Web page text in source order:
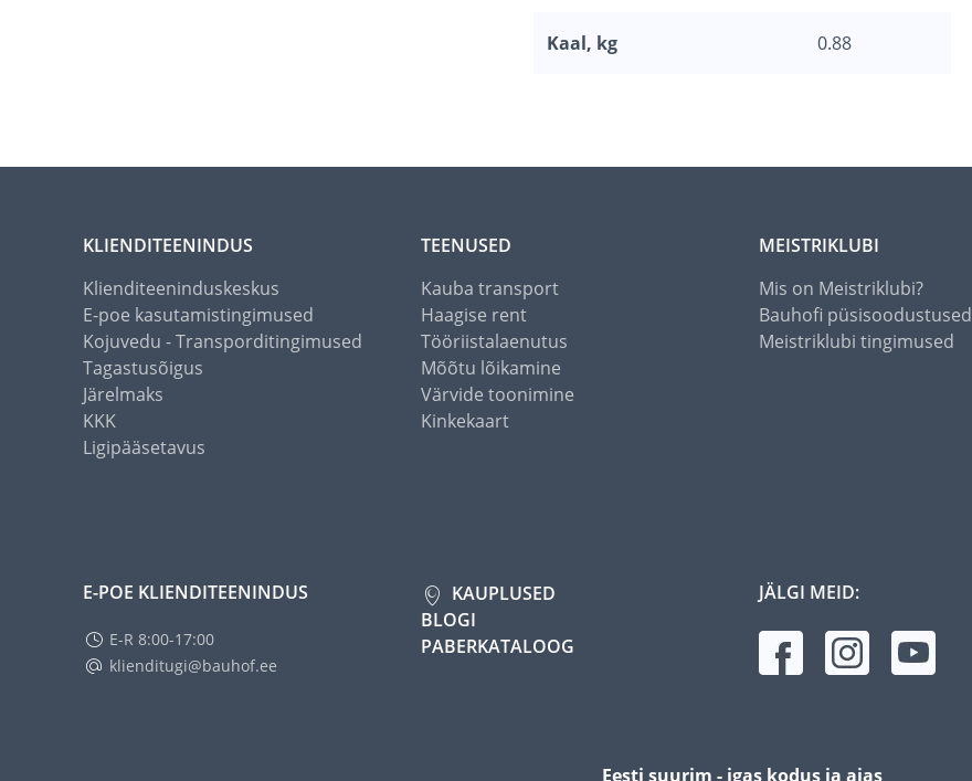
Kaal, kg 0.88
KLIENDITEENINDUS
Klienditeeninduskeskus
E-poe kasutamistingimused
Kojuvedu - Transporditingimused
Tagastusõigus
Järelmaks
KKK
Ligipääsetavus
TEENUSED
Kauba transport
Haagise rent
Tööriistalaenutus
Mõõtu lõikamine
Värvide toonimine
Kinkekaart
MEISTRIKLUBI
Mis on Meistriklubi?
Bauhofi püsisoodustused
Meistriklubi tingimused
E-POE KLIENDITEENINDUS
E-R 8:00-17:00
klienditugi@bauhof.ee
KAUPLUSED
BLOGI
PABERKATALOOG
JÄLGI MEID:
Eesti suurim - igas kodus ja aias